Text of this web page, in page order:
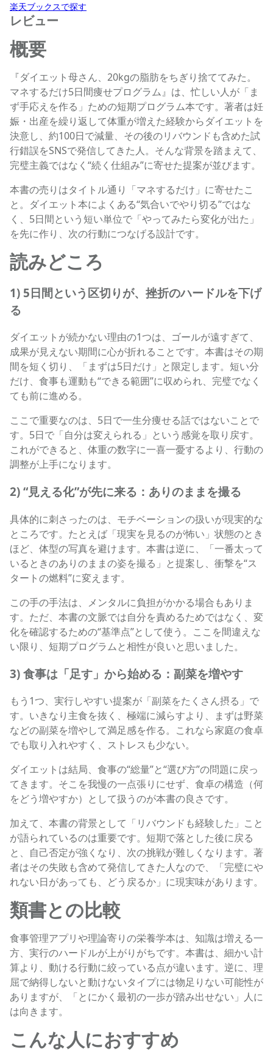
楽天ブックスで探す
レビュー
概要
『ダイエット母さん、20kgの脂肪をちぎり捨ててみた。
マネするだけ5日間痩せプログラム』は、忙しい人が「ま
ず手応えを作る」ための短期プログラム本です。著者は妊
娠・出産を繰り返して体重が増えた経験からダイエットを
決意し、約100日で減量、その後のリバウンドも含めた試
行錯誤をSNSで発信してきた人。そんな背景を踏まえて、
完璧主義ではなく“続く仕組み”に寄せた提案が並びます。
本書の売りはタイトル通り「マネするだけ」に寄せたこ
と。ダイエット本によくある“気合いでやり切る”ではな
く、5日間という短い単位で「やってみたら変化が出た」
を先に作り、次の行動につなげる設計です。
読みどころ
1) 5日間という区切りが、挫折のハードルを下げ
る
ダイエットが続かない理由の1つは、ゴールが遠すぎて、
成果が見えない期間に心が折れることです。本書はその期
間を短く切り、「まずは5日だけ」と限定します。短い分
だけ、食事も運動も“できる範囲”に収められ、完璧でなく
ても前に進める。
ここで重要なのは、5日で一生分痩せる話ではないことで
す。5日で「自分は変えられる」という感覚を取り戻す。
これができると、体重の数字に一喜一憂するより、行動の
調整が上手になります。
2) “見える化”が先に来る：ありのままを撮る
具体的に刺さったのは、モチベーションの扱いが現実的な
ところです。たとえば「現実を見るのが怖い」状態のとき
ほど、体型の写真を避けます。本書は逆に、「一番太って
いるときのありのままの姿を撮る」と提案し、衝撃を“ス
タートの燃料”に変えます。
この手の手法は、メンタルに負担がかかる場合もありま
す。ただ、本書の文脈では自分を責めるためではなく、変
化を確認するための“基準点”として使う。ここを間違えな
い限り、短期プログラムと相性が良いと思いました。
3) 食事は「足す」から始める：副菜を増やす
もう1つ、実行しやすい提案が「副菜をたくさん摂る」で
す。いきなり主食を抜く、極端に減らすより、まずは野菜
などの副菜を増やして満足感を作る。これなら家庭の食卓
でも取り入れやすく、ストレスも少ない。
ダイエットは結局、食事の“総量”と“選び方”の問題に戻っ
てきます。そこを我慢の一点張りにせず、食卓の構造（何
をどう増やすか）として扱うのが本書の良さです。
加えて、本書の背景として「リバウンドも経験した」こと
が語られているのは重要です。短期で落とした後に戻る
と、自己否定が強くなり、次の挑戦が難しくなります。著
者はその失敗も含めて発信してきた人なので、「完璧にや
れない日があっても、どう戻るか」に現実味があります。
類書との比較
食事管理アプリや理論寄りの栄養学本は、知識は増える一
方、実行のハードルが上がりがちです。本書は、細かい計
算より、動ける行動に絞っている点が違います。逆に、理
屈で納得しないと動けないタイプには物足りない可能性が
ありますが、「とにかく最初の一歩が踏み出せない」人に
は向きます。
こんな人におすすめ